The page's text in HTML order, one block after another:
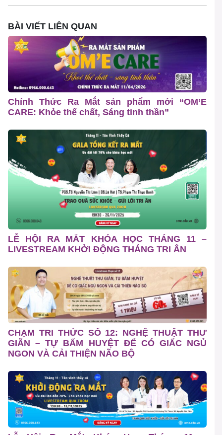
BÀI VIẾT LIÊN QUAN
Chính Thức Ra Mắt sản phẩm mới “OM’E
CARE: Khỏe thể chất, Sáng tinh thần”
LỄ HỘI RA MẮT KHÓA HỌC THÁNG 11 –
LIVESTREAM KHỞI ĐỘNG THÁNG TRI ÂN
CHẠM TRI THỨC SỐ 12: NGHỆ THUẬT THƯ
GIÃN – TỰ BẤM HUYỆT ĐỂ CÓ GIẤC NGỦ
NGON VÀ CẢI THIỆN NÃO BỘ